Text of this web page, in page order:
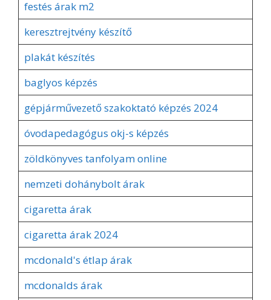
festés árak m2
keresztrejtvény készítő
plakát készítés
baglyos képzés
gépjárművezető szakoktató képzés 2024
óvodapedagógus okj-s képzés
zöldkönyves tanfolyam online
nemzeti dohánybolt árak
cigaretta árak
cigaretta árak 2024
mcdonald's étlap árak
mcdonalds árak